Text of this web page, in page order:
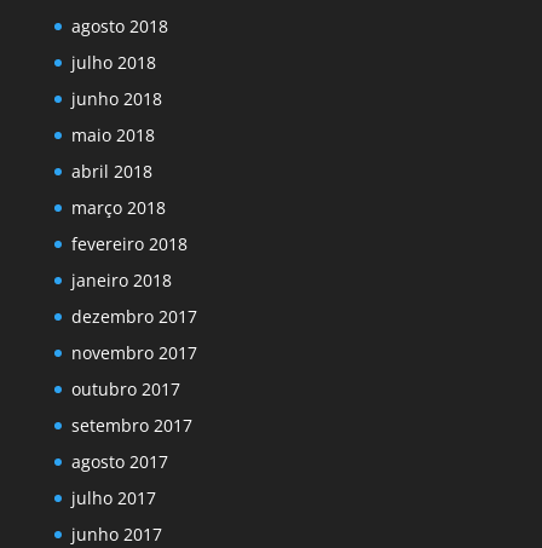
agosto 2018
julho 2018
junho 2018
maio 2018
abril 2018
março 2018
fevereiro 2018
janeiro 2018
dezembro 2017
novembro 2017
outubro 2017
setembro 2017
agosto 2017
julho 2017
junho 2017